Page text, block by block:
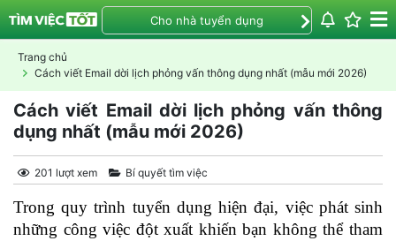
Cho nhà tuyển dụng
Trang chủ
Cách viết Email dời lịch phỏng vấn thông dụng nhất (mẫu mới 2026)
Cách viết Email dời lịch phỏng vấn thông
dụng nhất (mẫu mới 2026)
201 lượt xem Bí quyết tìm việc
Trong quy trình tuyển dụng hiện đại, việc phát sinh
những công việc đột xuất khiến bạn không thể tham